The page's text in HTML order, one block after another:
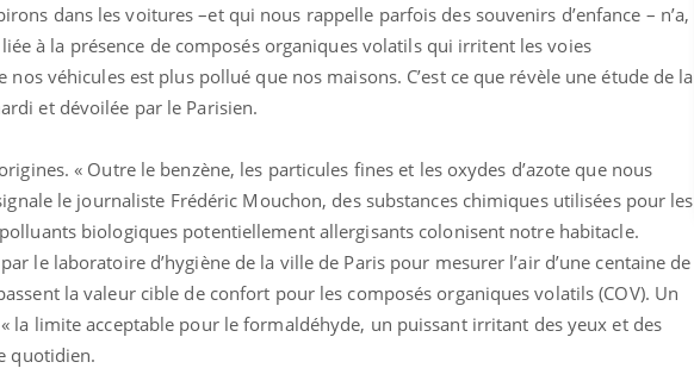
dans les voitures –et qui nous rappelle parfois des souvenirs d’enfance – n’a,
à la présence de composés organiques volatils qui irritent les voies
nos véhicules est plus pollué que nos maisons. C’est ce que révèle une étude de la
et dévoilée par le Parisien.
« Outre le benzène, les particules fines et les oxydes d’azote que nous
le journaliste Frédéric Mouchon, des substances chimiques utilisées pour les
biologiques potentiellement allergisants colonisent notre habitacle.
le laboratoire d’hygiène de la ville de Paris pour mesurer l’air d’une centaine de
la valeur cible de confort pour les composés organiques volatils (COV). Un
la limite acceptable pour le formaldéhyde, un puissant irritant des yeux et des
quotidien.